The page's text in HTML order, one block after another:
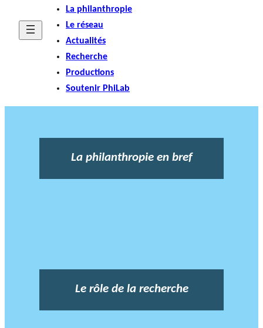
La philanthropie
Le réseau
Actualités
Recherche
Productions
Soutenir PhiLab
La philanthropie en bref
Le rôle de la recherche